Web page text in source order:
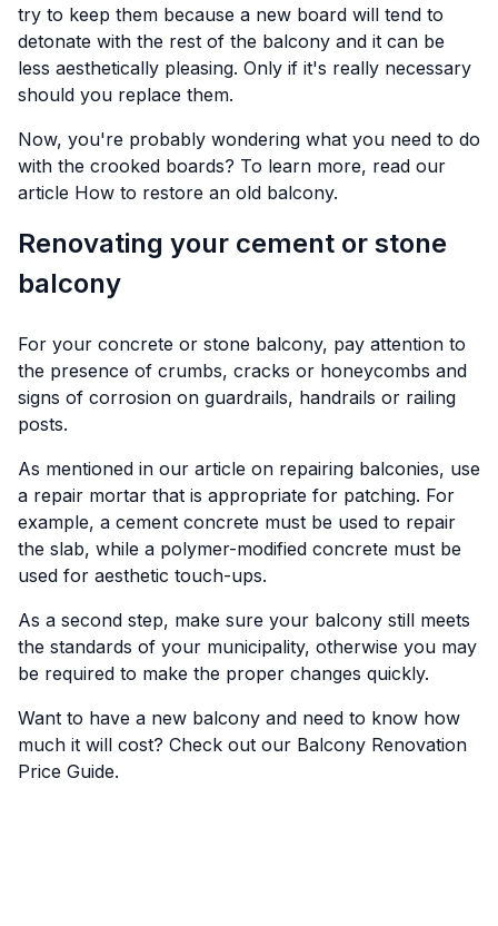
try to keep them because a new board will tend to
detonate with the rest of the balcony and it can be
less aesthetically pleasing. Only if it's really necessary
should you replace them.
Now, you're probably wondering what you need to do
with the crooked boards? To learn more, read our
article How to restore an old balcony.
Renovating your cement or stone
balcony
For your concrete or stone balcony, pay attention to
the presence of crumbs, cracks or honeycombs and
signs of corrosion on guardrails, handrails or railing
posts.
As mentioned in our article on repairing balconies, use
a repair mortar that is appropriate for patching. For
example, a cement concrete must be used to repair
the slab, while a polymer-modified concrete must be
used for aesthetic touch-ups.
As a second step, make sure your balcony still meets
the standards of your municipality, otherwise you may
be required to make the proper changes quickly.
Want to have a new balcony and need to know how
much it will cost? Check out our Balcony Renovation
Price Guide.